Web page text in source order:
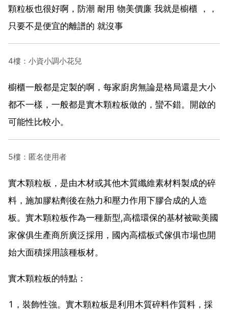
顆粒板也很好啊，防潮 耐用 物美價廉 我就是櫥櫃 ，，
只要不是便宜的離譜的 就沒事
4樓：小資小調小花兒
櫥櫃一般都是定製的啊，每家廚房無論是格局還是大小
都不一樣，一般都是實木顆粒板做的，蠻不錯。開啟的
可能性比較小。
5樓：匿名使用者
實木顆粒板，是由木材或其他木質纖維素材料製成的碎
料，施加膠粘劑後在熱力和壓力作用下膠合成的人造
板。實木顆粒板作為一種新型,高檔環保的基材被歐美國
家傢俱生產商所廣泛採用，國內高檔板式傢俱市場也開
始大面積採用該種板材。
實木顆粒板的特點：
1，裝飾性強。實木顆粒板是利用木質碎料作質料，採